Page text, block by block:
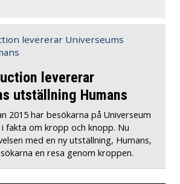
levererar
utställning Humans
2015 har besökarna på Universeum
fakta om kropp och knopp. Nu
med en ny utställning, Humans,
en resa genom kroppen.